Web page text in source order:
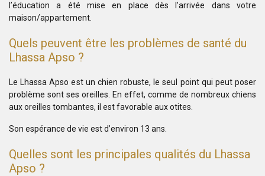
l’éducation a été mise en place dès l’arrivée dans votre
maison/appartement.
Quels peuvent être les problèmes de santé du
Lhassa Apso ?
Le Lhassa Apso est un chien robuste, le seul point qui peut poser
problème sont ses oreilles. En effet, comme de nombreux chiens
aux oreilles tombantes, il est favorable aux otites.
Son espérance de vie est d’environ 13 ans.
Quelles sont les principales qualités du Lhassa
Apso ?